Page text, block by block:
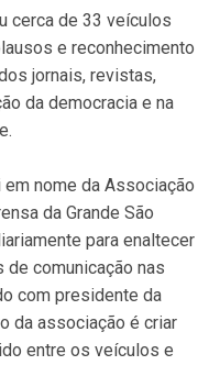
cerca de 33 veículos
e reconhecimento
jornais, revistas,
da democracia e na
nome da Associação
da Grande São
para enaltecer
de comunicação nas
com presidente da
da associação é criar
entre os veículos e